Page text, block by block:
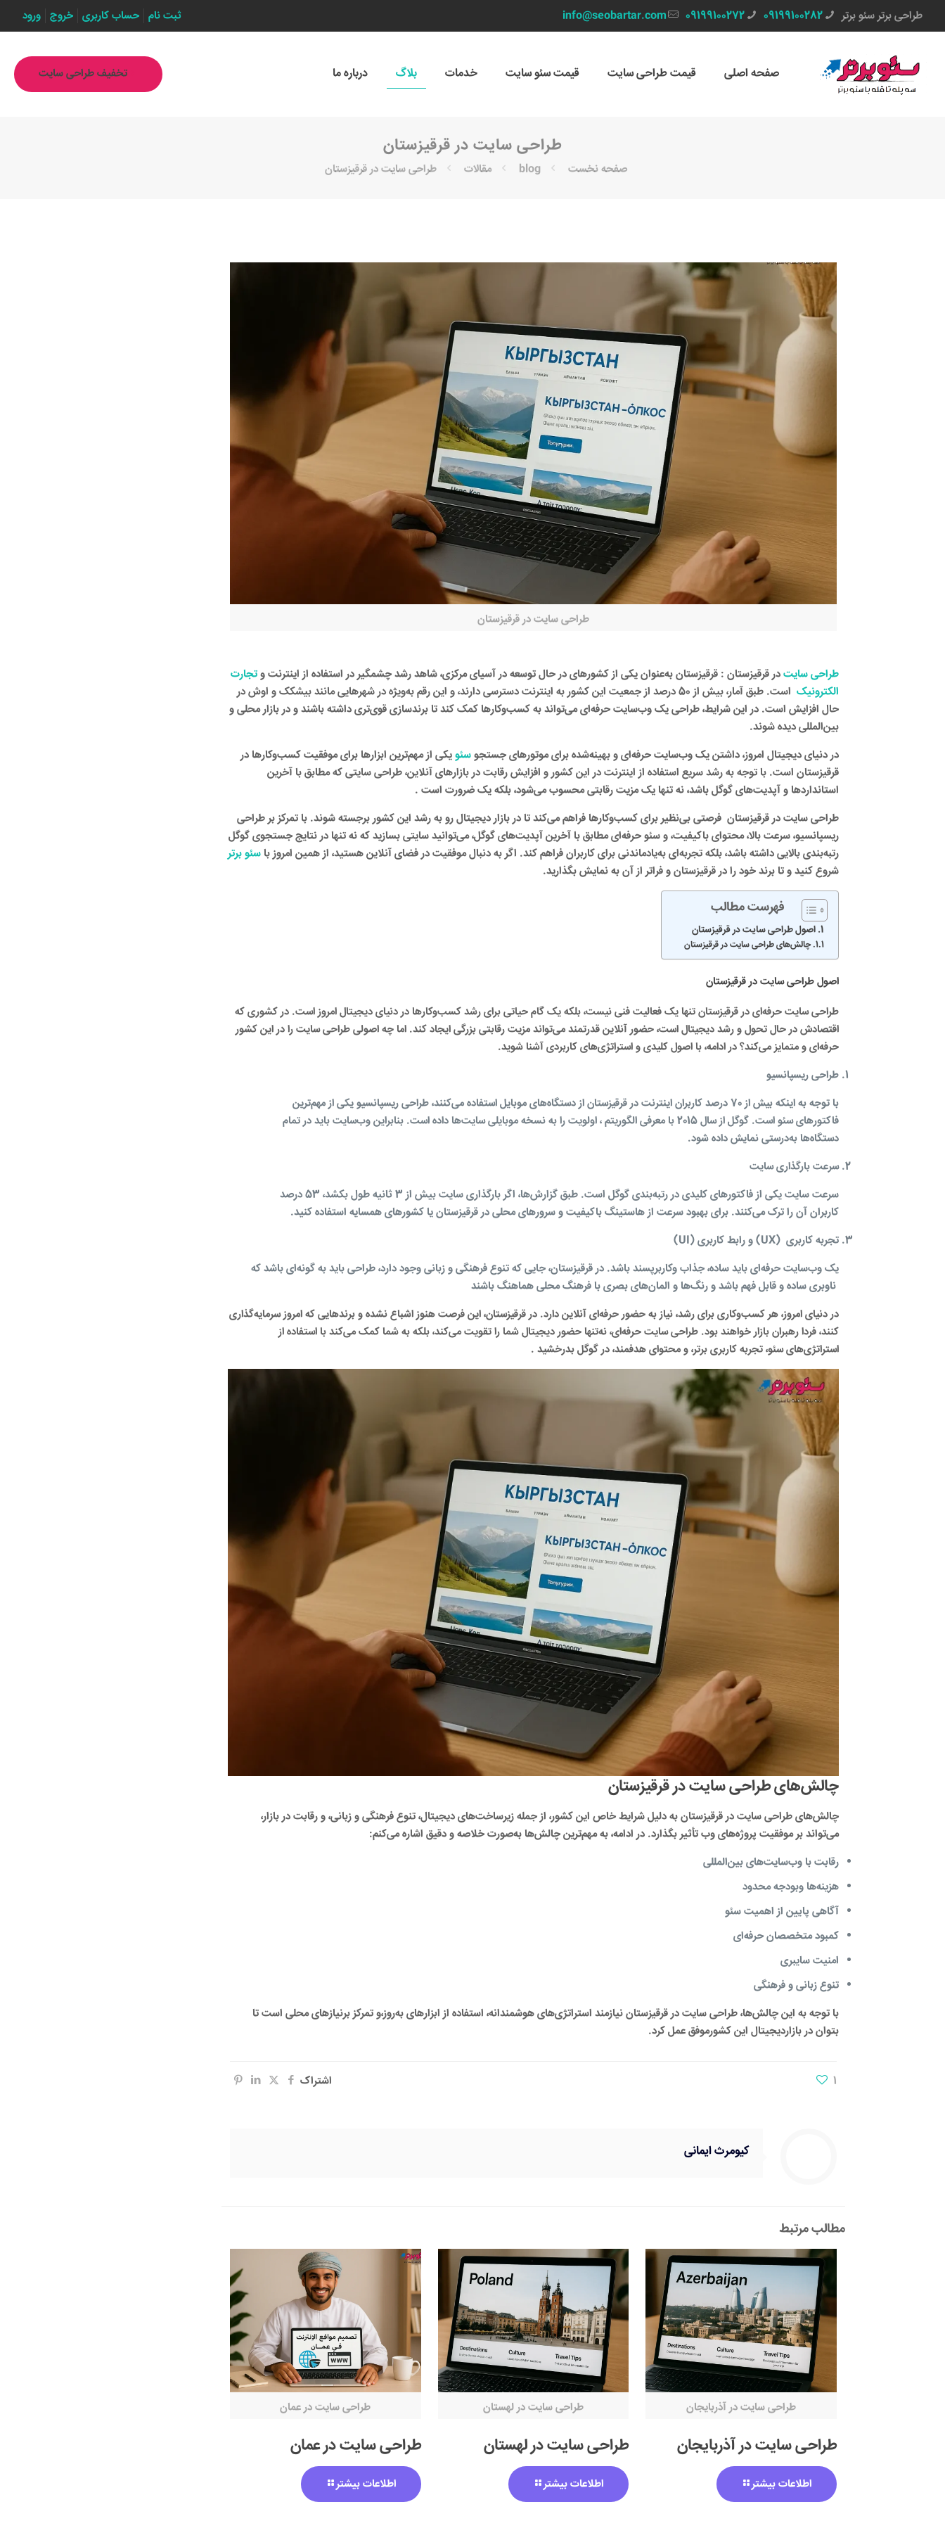
طراحی برتر سئو برتر 09199100282
09199100272
info@seobartar.com ثبت نام حساب کاربری خروج ورود
صفحه اصلی قیمت طراحی سایت قیمت سئو سایت خدمات بلاگ درباره ما تخفیف طراحی سایت
طراحی سایت در قرقیزستان
صفحه نخست blog مقالات طراحی سایت در قرقیزستان
طراحی سایت در قرقیزستان
طراحی سایتدر قرقیزستان : قرقیزستان به‌عنوان یکی از کشورهای در حال توسعه در آسیای مرکزی، شاهد رشد چشمگیر در استفاده از اینترنت وتجارت
الکترونیک
است. طبق آمار، بیش از 50 درصد از جمعیت این کشور به اینترنت دسترسی دارند، و این رقم به‌ویژه در شهرهایی مانند بیشکک و اوش در
حال افزایش است. در این شرایط، طراحی یک وب‌سایت حرفه‌ای می‌تواند به کسب‌وکارها کمک کند تا برندسازی قوی‌تری داشته باشند و در بازار محلی و
بین‌المللی دیده شوند.
در دنیای دیجیتال امروز، داشتن یک وب‌سایت حرفه‌ای و بهینه‌شده برای موتورهای جستجوسئویکی از مهم‌ترین ابزارها برای موفقیت کسب‌وکارها در
قرقیزستان است. با توجه به رشد سریع استفاده از اینترنت در این کشور و افزایش رقابت در بازارهای آنلاین، طراحی سایتی که مطابق با آخرین
استانداردها و آپدیت‌های گوگل باشد، نه تنها یک مزیت رقابتی محسوب می‌شود، بلکه یک ضرورت است .
طراحی سایت در قرقیزستانفرصتی بی‌نظیر برای کسب‌وکارها فراهم می‌کند تا در بازار دیجیتال رو به رشد این کشور برجسته شوند. با تمرکز بر طراحی
ریسپانسیو، سرعت بالا، محتوای باکیفیت، و سئو حرفه‌ای مطابق با آخرین آپدیت‌های گوگل، می‌توانید سایتی بسازید که نه تنها در نتایج جستجوی گوگل
رتبه‌بندی بالایی داشته باشد، بلکه تجربه‌ای به‌یادماندنی برای کاربران فراهم کند. اگر به دنبال موفقیت در فضای آنلاین هستید، از همین امروز با سئو برتر
شروع کنید و تا برند خود را در قرقیزستان و فراتر از آن به نمایش بگذارید.
فهرست مطالب
اصول طراحی سایت در قرقیزستان
چالش‌های طراحی سایت در قرقیزستان
اصول طراحی سایت در قرقیزستان
طراحی سایت حرفه‌ای در قرقیزستان تنها یک فعالیت فنی نیست، بلکه یک گام حیاتی برای رشد کسب‌وکارها در دنیای دیجیتال امروز است. در کشوری که
اقتصادش در حال تحول و رشد دیجیتال است، حضور آنلاین قدرتمند می‌تواند مزیت رقابتی بزرگی ایجاد کند. اما چه اصولی طراحی سایت را در این کشور
حرفه‌ای و متمایز می‌کند؟ در ادامه، با اصول کلیدی و استراتژی‌های کاربردی آشنا شوید.
طراحی ریسپانسیو
با توجه به اینکه بیش از 70 درصد کاربران اینترنت در قرقیزستان از دستگاه‌های موبایل استفاده می‌کنند، طراحی ریسپانسیو یکی از مهم‌ترین
فاکتورهای سئو است. گوگل از سال 2015 با معرفی الگوریتم ، اولویت را به نسخه موبایلی سایت‌ها داده است. بنابراین وب‌سایت باید در تمام
دستگاه‌ها به‌درستی نمایش داده شود.
سرعت بارگذاری سایت
سرعت سایت یکی از فاکتورهای کلیدی در رتبه‌بندی گوگل است. طبق گزارش‌ها، اگر بارگذاری سایت بیش از 3 ثانیه طول بکشد، 53 درصد
کاربران آن را ترک می‌کنند. برای بهبود سرعت از هاستینگ باکیفیت و سرورهای محلی در قرقیزستان یا کشورهای همسایه استفاده کنید.
تجربه کاربری (
UX) و رابط کاربری (UI)
یک وب‌سایت حرفه‌ای باید ساده، جذاب وکاربرپسند باشد. در قرقیزستان، جایی که تنوع فرهنگی و زبانی وجود دارد، طراحی باید به گونه‌ای باشد که
ناوبری ساده و قابل فهم باشد و رنگ‌ها و المان‌های بصری با فرهنگ محلی هماهنگ باشند
در دنیای امروز، هر کسب‌وکاری برای رشد، نیاز به حضور حرفه‌ای آنلاین دارد. در قرقیزستان، این فرصت هنوز اشباع نشده و برندهایی که امروز سرمایه‌گذاری
کنند، فردا رهبران بازار خواهند بود. طراحی سایت حرفه‌ای، نه‌تنها حضور دیجیتال شما را تقویت می‌کند، بلکه به شما کمک می‌کند با استفاده از
استراتژی‌های سئو، تجربه کاربری برتر، و محتوای هدفمند، در گوگل بدرخشید.
چالش‌های طراحی سایت در قرقیزستان
چالش‌های طراحی سایت در قرقیزستان به دلیل شرایط خاص این کشور، از جمله زیرساخت‌های دیجیتال، تنوع فرهنگی و زبانی، و رقابت در بازار،
می‌تواند بر موفقیت پروژه‌های وب تأثیر بگذارد. در ادامه، به مهم‌ترین چالش‌ها به‌صورت خلاصه و دقیق اشاره می‌کنم:
رقابت با وب‌سایت‌های بین‌المللی
هزینه‌ها وبودجه محدود
آگاهی پایین از اهمیت سئو
کمبود متخصصان حرفه‌ای
امنیت سایبری
تنوع زبانی و فرهنگی
با توجه به این چالش‌ها، طراحی سایت در قرقیزستان نیازمند استراتژی‌های هوشمندانه، استفاده از ابزارهای به‌روز،و تمرکز برنیازهای محلی است تا
بتوان در بازاردیجیتال این کشورموفق عمل کرد.
اشتراک 1
کیومرث ایمانی
مطالب مرتبط
طراحی سایت در آذربایجان
طراحی سایت در آذربایجان
اطلاعات بیشتر
طراحی سایت در لهستان
طراحی سایت در لهستان
اطلاعات بیشتر
طراحی سایت در عمان
طراحی سایت در عمان
اطلاعات بیشتر